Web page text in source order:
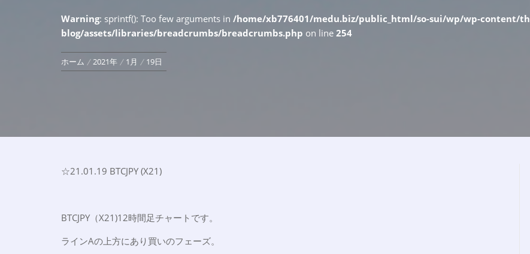
Warning: sprintf(): Too few arguments in /home/xb776401/medu.biz/public_html/so-sui/wp/wp-content/
blog/assets/libraries/breadcrumbs/breadcrumbs.php on line 254
ホーム 2021年 1月 19日
☆21.01.19 BTCJPY (X21)
BTCJPY（X21)12時間足チャートです。
ラインAの上方にあり買いのフェーズ。